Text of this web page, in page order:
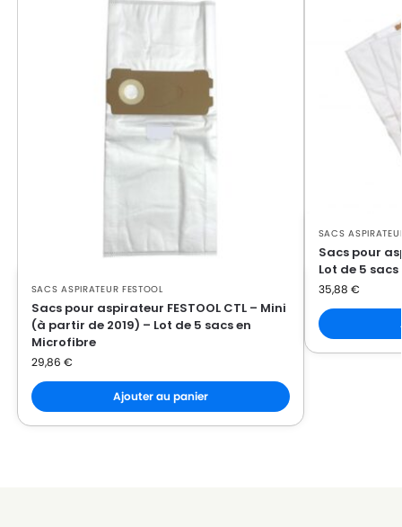
SACS ASPIRATEUR FESTOOL
Sacs pour aspirateur FESTOOL CTL – Mini
(à partir de 2019) – Lot de 5 sacs en
Microfibre
29,86 €
Ajouter au panier
SACS
Sacs pour
Lot de 5
35,88 €